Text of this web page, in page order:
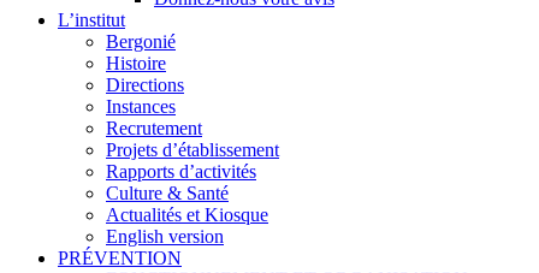
L’institut
Bergonié
Histoire
Directions
Instances
Recrutement
Projets d’établissement
Rapports d’activités
Culture & Santé
Actualités et Kiosque
English version
PRÉVENTION